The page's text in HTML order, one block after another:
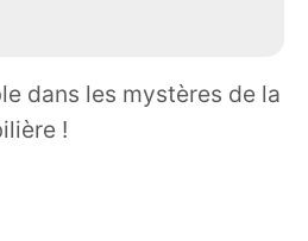
dans les mystères de la
!